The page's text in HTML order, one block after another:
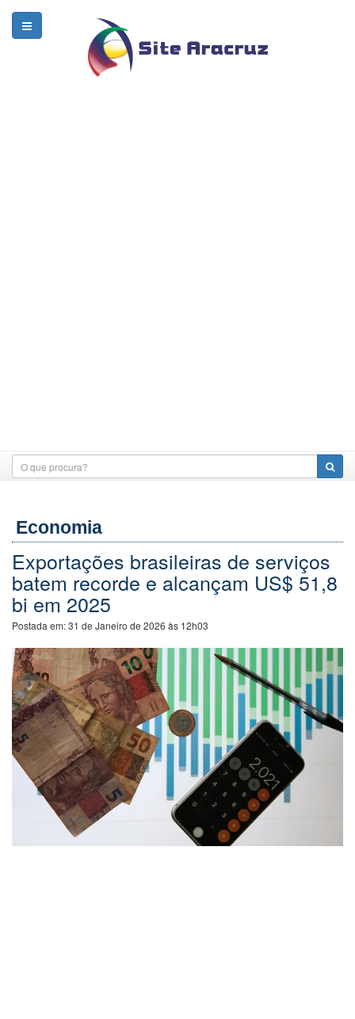
Economia
Exportações brasileiras de serviços
batem recorde e alcançam US$ 51,8
bi em 2025
Postada em:31 de Janeiro de 2026 às 12h03